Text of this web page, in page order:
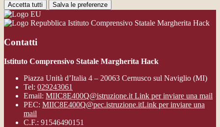
Accetta tutti Salva le preferenze
Istituto Comprensivo Statale Margherita Hack
Contatti
Istituto Comprensivo Statale Margherita Hack
Piazza Unità d’Italia 4 – 20063 Cernusco sul Naviglio (MI)
Tel: 029243061
Email: MIIC8E400Q@istruzione.it Link per inviare una mail
PEC: MIIC8E400Q@pec.istruzione.itLink per inviare una
mail
C.F.: 91546490151